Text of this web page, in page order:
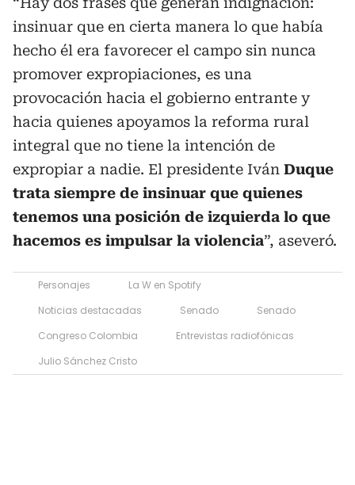
insinuar que en cierta manera lo que había
hecho él era favorecer el campo sin nunca
promover expropiaciones, es una
provocación hacia el gobierno entrante y
hacia quienes apoyamos la reforma rural
integral que no tiene la intención de
expropiar a nadie. El presidente Iván Duque
trata siempre de insinuar que quienes
tenemos una posición de izquierda lo que
hacemos es impulsar la violencia”, aseveró.
Personajes
La W en Spotify
Noticias destacadas
Senado
Senado
Congreso Colombia
Entrevistas radiofónicas
Julio Sánchez Cristo